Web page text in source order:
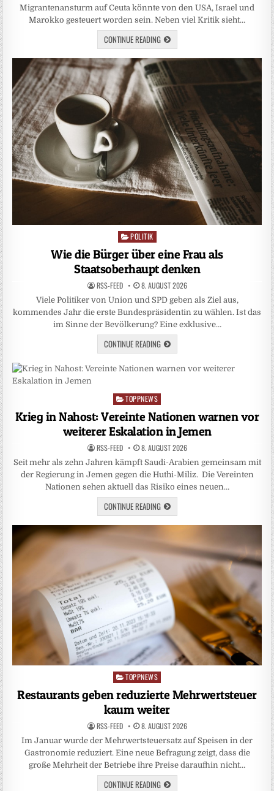
Migrantenansturm auf Ceuta könnte von den USA, Israel und
Marokko gesteuert worden sein. Neben viel Kritik sieht…
CONTINUE READING
Posted
POLITIK
Wie die Bürger über eine Frau als
Staatsoberhaupt denken
RSS-FEED 8. AUGUST 2026
Viele Politiker von Union und SPD geben als Ziel aus,
kommendes Jahr die erste Bundespräsidentin zu wählen. Ist das
im Sinne der Bevölkerung? Eine exklusive…
CONTINUE READING
Posted
TOPPNEWS
Krieg in Nahost: Vereinte Nationen warnen vor
weiterer Eskalation in Jemen
RSS-FEED 8. AUGUST 2026
Seit mehr als zehn Jahren kämpft Saudi-Arabien gemeinsam mit
der Regierung in Jemen gegen die Huthi-Miliz. Die Vereinten
Nationen sehen aktuell das Risiko eines neuen…
CONTINUE READING
Posted
TOPPNEWS
Restaurants geben reduzierte Mehrwertsteuer
kaum weiter
RSS-FEED 8. AUGUST 2026
Im Januar wurde der Mehrwertsteuersatz auf Speisen in der
Gastronomie reduziert. Eine neue Befragung zeigt, dass die
große Mehrheit der Betriebe ihre Preise daraufhin nicht…
CONTINUE READING